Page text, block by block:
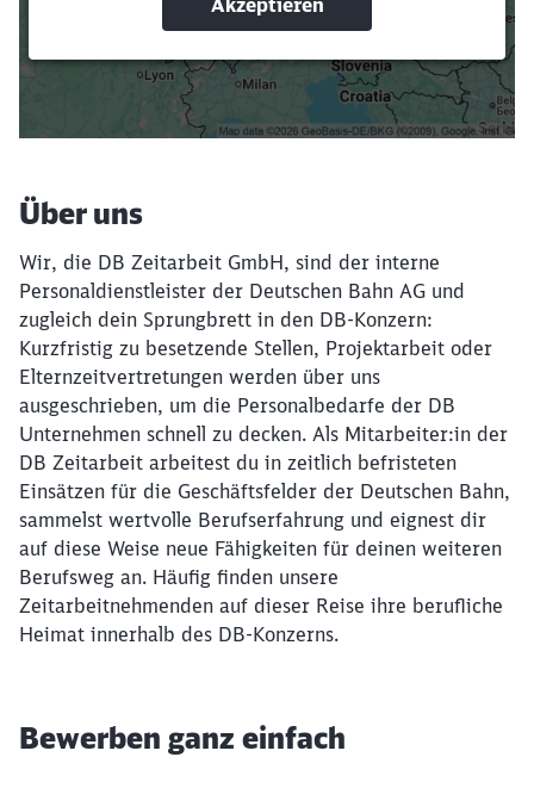
Suchbegriffe eingeben
Filter setzen
Über uns
Wir, die DB Zeitarbeit GmbH, sind der interne
Personaldienstleister der Deutschen Bahn AG und
zugleich dein Sprungbrett in den DB-Konzern:
Kurzfristig zu besetzende Stellen, Projektarbeit oder
Elternzeitvertretungen werden über uns
ausgeschrieben, um die Personalbedarfe der DB
Unternehmen schnell zu decken. Als Mitarbeiter:in der
DB Zeitarbeit arbeitest du in zeitlich befristeten
Einsätzen für die Geschäftsfelder der Deutschen Bahn,
sammelst wertvolle Berufserfahrung und eignest dir
auf diese Weise neue Fähigkeiten für deinen weiteren
Berufsweg an. Häufig finden unsere
Zeitarbeitnehmenden auf dieser Reise ihre berufliche
Heimat innerhalb des DB-Konzerns.
Bewerben ganz einfach